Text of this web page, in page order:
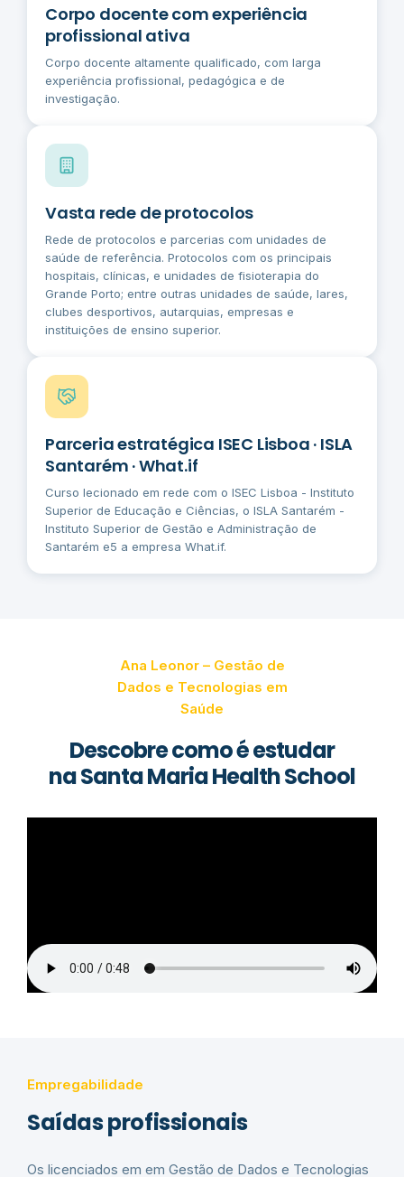
Corpo docente com experiência
profissional ativa
Corpo docente altamente qualificado, com larga
experiência profissional, pedagógica e de
investigação.
Vasta rede de protocolos
Rede de protocolos e parcerias com unidades de
saúde de referência. Protocolos com os principais
hospitais, clínicas, e unidades de fisioterapia do
Grande Porto; entre outras unidades de saúde, lares,
clubes desportivos, autarquias, empresas e
instituições de ensino superior.
Parceria estratégica ISEC Lisboa · ISLA
Santarém · What.if
Curso lecionado em rede com o ISEC Lisboa - Instituto
Superior de Educação e Ciências, o ISLA Santarém -
Instituto Superior de Gestão e Administração de
Santarém e5 a empresa What.if.
Ana Leonor – Gestão de
Dados e Tecnologias em
Saúde
Descobre como é estudar
na Santa Maria Health School
Empregabilidade
Saídas profissionais
Os licenciados em em Gestão de Dados e Tecnologias